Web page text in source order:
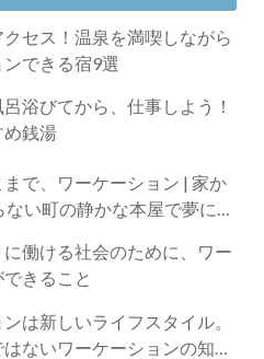
セス！温泉を満喫しながら
できる宿9選
浴びてから、仕事しよう！
銭湯
で、ワーケーション | 家か
ない町の静かな本屋で夢に近
働ける社会のために、ワー
きること
は新しいライフスタイル。
ないワーケーションの知ら